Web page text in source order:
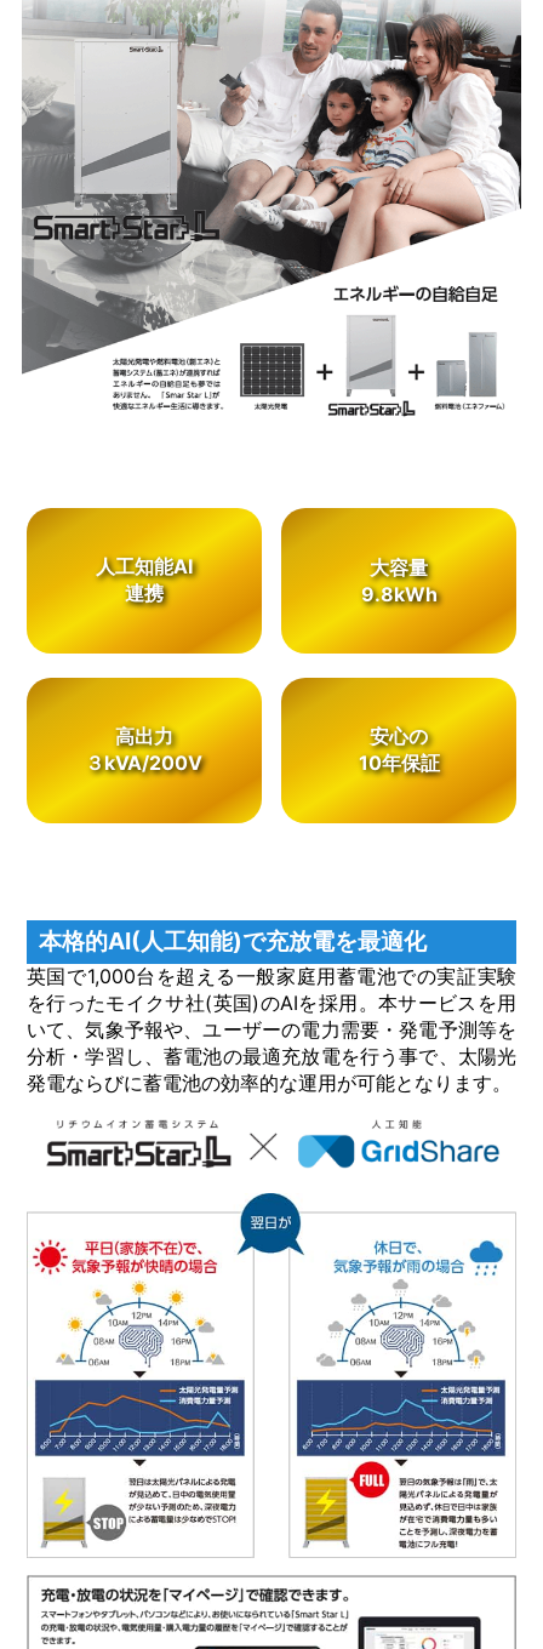
人工知能AI
連携
大容量
9.8kWh
高出力
３kVA/200V
安心の
10年保証
本格的AI(人工知能)で充放電を最適化
英国で1,000台を超える一般家庭用蓄電池での実証実験
を行ったモイクサ社(英国)のAIを採用。本サービスを用
いて、気象予報や、ユーザーの電力需要・発電予測等を
分析・学習し、蓄電池の最適充放電を行う事で、太陽光
発電ならびに蓄電池の効率的な運用が可能となります。